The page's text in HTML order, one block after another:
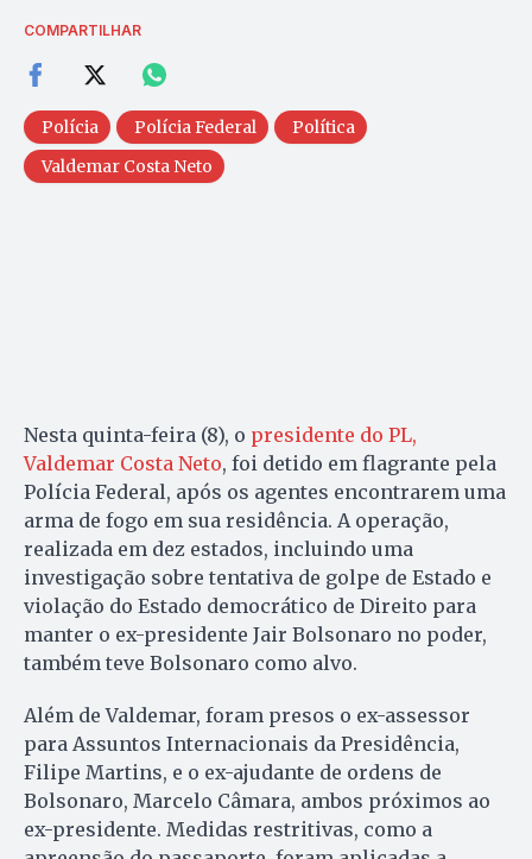
COMPARTILHAR
Polícia Polícia Federal
Política
Valdemar Costa Neto
Nesta quinta-feira (8), o presidente do PL,
Valdemar Costa Neto, foi detido em flagrante pela
Polícia Federal, após os agentes encontrarem uma
arma de fogo em sua residência. A operação,
realizada em dez estados, incluindo uma
investigação sobre tentativa de golpe de Estado e
violação do Estado democrático de Direito para
manter o ex-presidente Jair Bolsonaro no poder,
também teve Bolsonaro como alvo.
Além de Valdemar, foram presos o ex-assessor
para Assuntos Internacionais da Presidência,
Filipe Martins, e o ex-ajudante de ordens de
Bolsonaro, Marcelo Câmara, ambos próximos ao
ex-presidente. Medidas restritivas, como a